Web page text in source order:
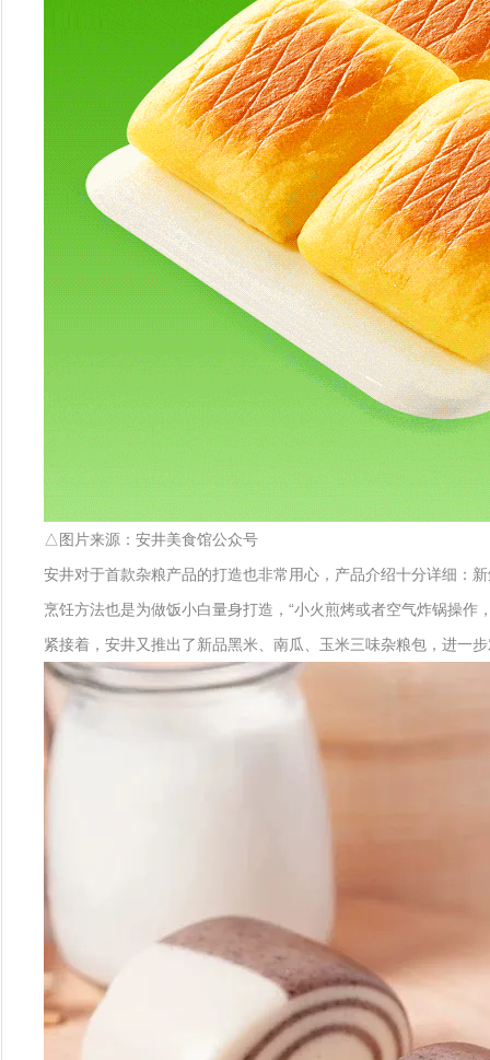
△图片来源：安井美食馆公众号
安井对于首款杂粮产品的打造也非常用心，产品介绍十分详细：
烹饪方法也是为做饭小白量身打造，“小火煎烤或者空气炸锅操
紧接着，安井又推出了新品黑米、南瓜、玉米三味杂粮包，进一